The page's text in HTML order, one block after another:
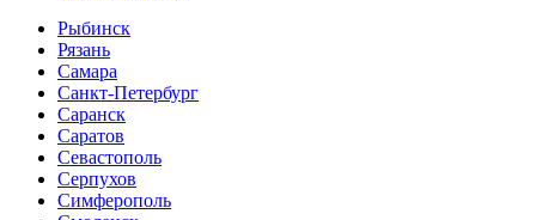
Рыбинск
Рязань
Самара
Санкт-Петербург
Саранск
Саратов
Севастополь
Серпухов
Симферополь